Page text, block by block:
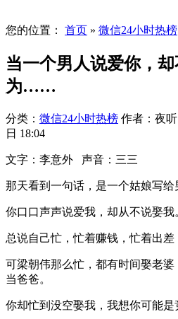
您的位置： 首页 » 微信24小时热榜
当一个男人说爱你，
为……
分类： 微信24小时热榜 作者：夜听
日 18:04
文字：李意外 声音：三三
那天看到一句话，是一个姑娘写给
你口口声声说爱我，却从不说娶我
总说自己忙，忙着赚钱，忙着出差
可梁朝伟那么忙，都有时间娶老
当爸爸。
你却忙到没空娶我，我想你可能是